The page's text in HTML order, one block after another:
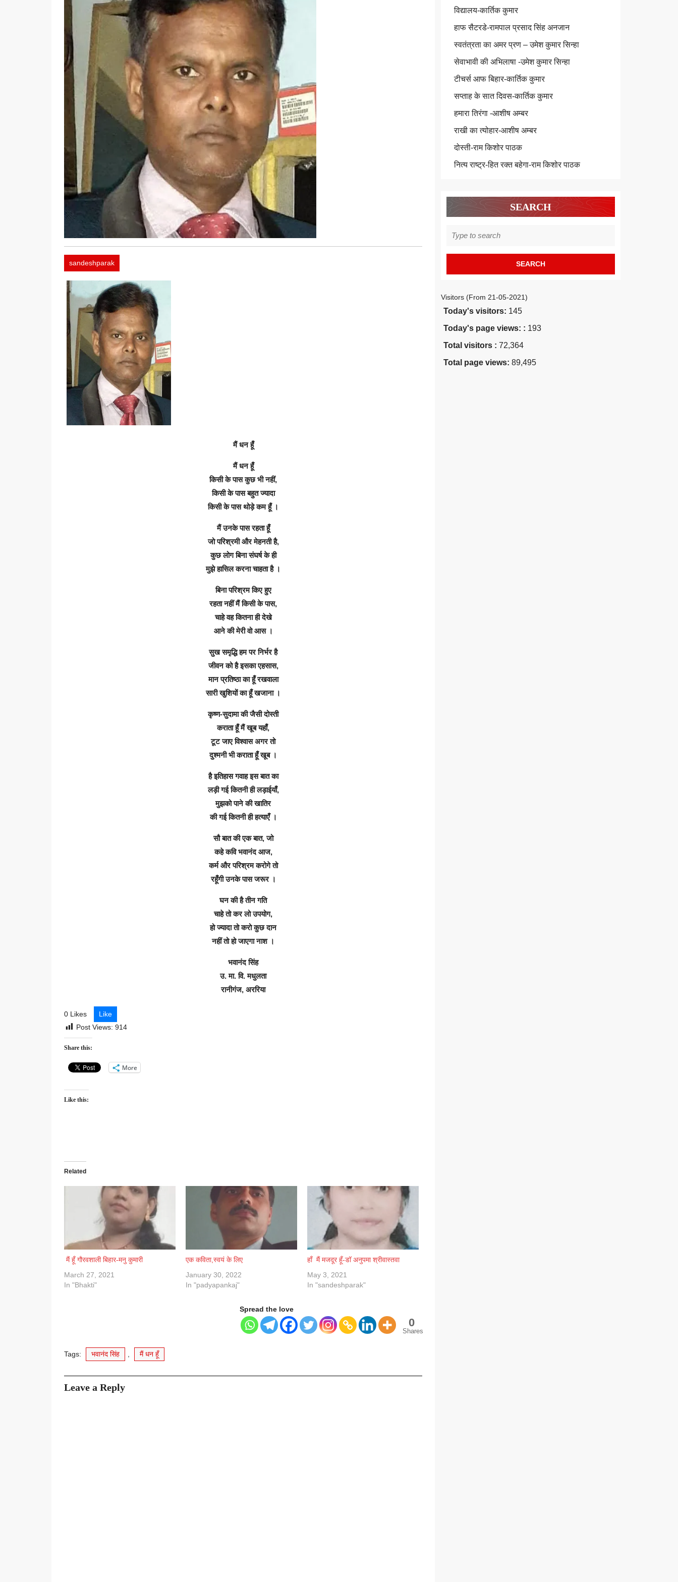
sandeshparak
मैं धन हूँ
मैं धन हूँ
किसी के पास कुछ भी नहीं,
किसी के पास बहुत ज्यादा
किसी के पास थोड़े कम हूँ ।
मैं उनके पास रहता हूँ
जो परिश्रमी और मेहनती है,
कुछ लोग बिना संघर्ष के ही
मुझे हासिल करना चाहता है ।
बिना परिश्रम किए हुए
रहता नहीं मैं किसी के पास,
चाहे वह कितना ही देखे
आने की मेरी वो आस ।
सुख समृद्धि हम पर निर्भर है
जीवन को है इसका एहसास,
मान प्रतिष्ठा का हूँ रखवाला
सारी खुशियों का हूँ खजाना ।
कृष्ण-सुदामा की जैसी दोस्ती
कराता हूँ मैं खूब यहाँ,
टूट जाए विश्वास अगर तो
दुश्मनी भी कराता हूँ खूब ।
है इतिहास गवाह इस बात का
लड़ी गई कितनी ही लड़ाईयाँ,
मुझको पाने की खातिर
की गई कितनी ही हत्याएँ ।
सौ बात की एक बात, जो
कहे कवि भवानंद आज,
कर्म और परिश्रम करोगे तो
रहूँगी उनके पास जरूर ।
घन की है तीन गति
चाहे तो कर लो उपयोग,
हो ज्यादा तो करो कुछ दान
नहीं तो हो जाएगा नाश ।
भवानंद सिंह
उ. मा. वि. मधुलता
रानीगंज, अररिया
0 Likes
Like
Post Views: 914
Share this:
More
Like this:
Related
मैं हूँ गौरवशाली बिहार-मनु कुमारी
March 27, 2021
In "Bhakti"
एक कविता,स्वयं के लिए
January 30, 2022
In "padyapankaj"
हाँ मैं मजदूर हूँ-डॉ अनुपमा श्रीवास्तवा
May 3, 2021
In "sandeshparak"
Spread the love
0
Shares
Tags: भवानंद सिंह , मैं धन हूँ
Leave a Reply
विद्यालय-कार्तिक कुमार
हाफ सैटरडे-रामपाल प्रसाद सिंह अनजान
स्वतंत्रता का अमर प्रण – उमेश कुमार सिन्हा
सेवाभावी की अभिलाषा -उमेश कुमार सिन्हा
टीचर्स आफ बिहार-कार्तिक कुमार
सप्ताह के सात दिवस-कार्तिक कुमार
हमारा तिरंगा -आशीष अम्बर
राखी का त्योहार-आशीष अम्बर
दोस्ती-राम किशोर पाठक
नित्य राष्ट्र-हित रक्त बहेगा-राम किशोर पाठक
SEARCH
for:
Visitors (From 21-05-2021)
Today's visitors: 145
Today's page views: : 193
Total visitors : 72,364
Total page views: 89,495